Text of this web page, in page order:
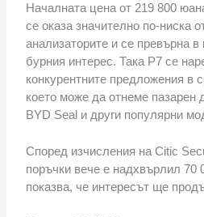
Началната цена от 219 800
се оказа значително по-ниска
анализаторите и се превърна
бурния интерес. Така P7 се
конкурентните предложения в
което може да отнеме пазарен
BYD Seal и други популярни
Според изчисления на Citic
поръчки вече е надхвърлил 70
показва, че интересът ще